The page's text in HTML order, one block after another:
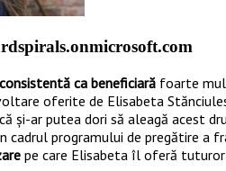
ca beneficiară foarte
oferite de Elisabeta
și-ar putea dori să aleagă acest
programului de pregătire a
pe care Elisabeta îl oferă tuturor